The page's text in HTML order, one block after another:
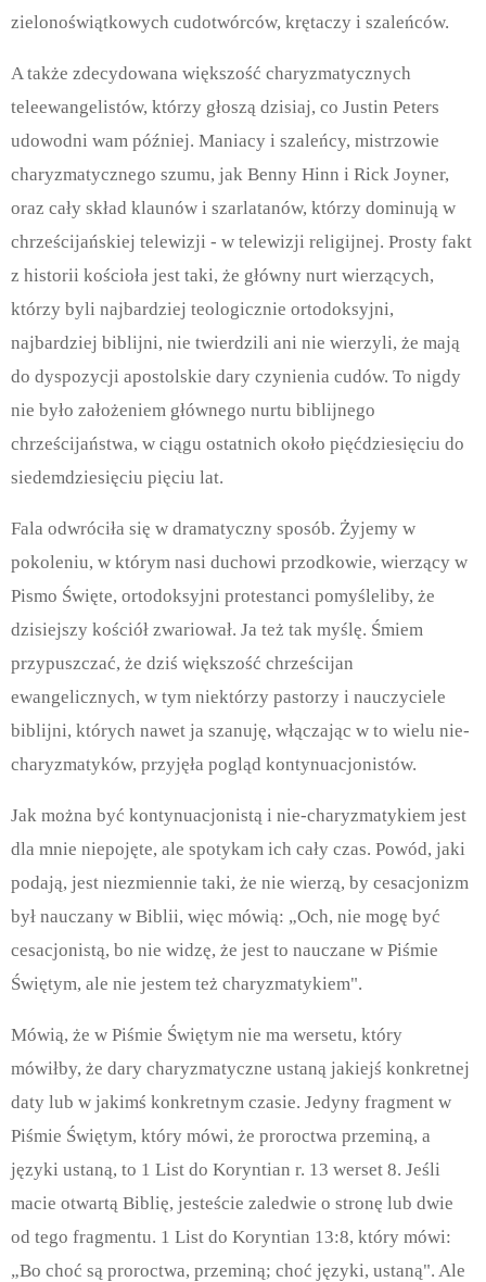
zielonoświątkowych cudotwórców, krętaczy i szaleńców.
A także zdecydowana większość charyzmatycznych
teleewangelistów, którzy głoszą dzisiaj, co Justin Peters
udowodni wam później. Maniacy i szaleńcy, mistrzowie
charyzmatycznego szumu, jak Benny Hinn i Rick Joyner,
oraz cały skład klaunów i szarlatanów, którzy dominują w
chrześcijańskiej telewizji - w telewizji religijnej. Prosty fakt
z historii kościoła jest taki, że główny nurt wierzących,
którzy byli najbardziej teologicznie ortodoksyjni,
najbardziej biblijni, nie twierdzili ani nie wierzyli, że mają
do dyspozycji apostolskie dary czynienia cudów. To nigdy
nie było założeniem głównego nurtu biblijnego
chrześcijaństwa, w ciągu ostatnich około pięćdziesięciu do
siedemdziesięciu pięciu lat.
Fala odwróciła się w dramatyczny sposób. Żyjemy w
pokoleniu, w którym nasi duchowi przodkowie, wierzący w
Pismo Święte, ortodoksyjni protestanci pomyśleliby, że
dzisiejszy kościół zwariował. Ja też tak myślę. Śmiem
przypuszczać, że dziś większość chrześcijan
ewangelicznych, w tym niektórzy pastorzy i nauczyciele
biblijni, których nawet ja szanuję, włączając w to wielu nie-
charyzmatyków, przyjęła pogląd kontynuacjonistów.
Jak można być kontynuacjonistą i nie-charyzmatykiem jest
dla mnie niepojęte, ale spotykam ich cały czas. Powód, jaki
podają, jest niezmiennie taki, że nie wierzą, by cesacjonizm
był nauczany w Biblii, więc mówią: „Och, nie mogę być
cesacjonistą, bo nie widzę, że jest to nauczane w Piśmie
Świętym, ale nie jestem też charyzmatykiem".
Mówią, że w Piśmie Świętym nie ma wersetu, który
mówiłby, że dary charyzmatyczne ustaną jakiejś konkretnej
daty lub w jakimś konkretnym czasie. Jedyny fragment w
Piśmie Świętym, który mówi, że proroctwa przeminą, a
języki ustaną, to 1 List do Koryntian r. 13 werset 8. Jeśli
macie otwartą Biblię, jesteście zaledwie o stronę lub dwie
od tego fragmentu. 1 List do Koryntian 13:8, który mówi:
„Bo choć są proroctwa, przeminą; choć języki, ustaną". Ale